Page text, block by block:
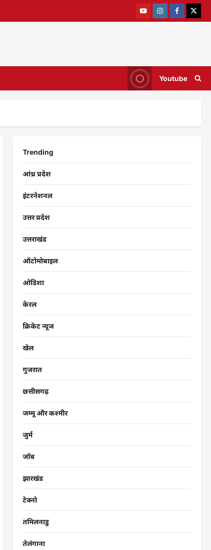
Youtube
Trending
आंध्र प्रदेश
इंटरनेशनल
उत्तर प्रदेश
उत्तराखंड
ऑटोमोबाइल
ओडिशा
केरल
क्रिकेट न्यूज
खेल
गुजरात
छत्तीसगढ़
जम्मू और कश्मीर
जुर्म
जॉब
झारखंड
टेक्नो
तमिलनाडु
तेलंगाना